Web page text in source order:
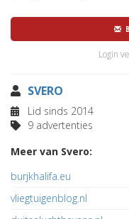
Login
SVERO
Lid sinds 2014
9 advertenties
Meer van Svero:
burjkhalifa.eu
vliegtuigenblog.nl